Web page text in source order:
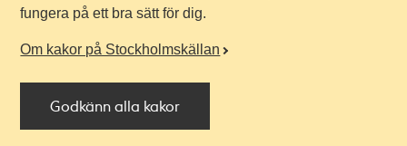
fungera på ett bra sätt för dig.
Om kakor på Stockholmskällan
Godkänn alla kakor